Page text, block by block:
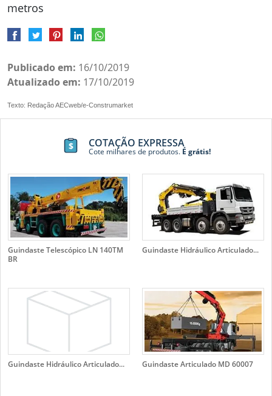
metros
Publicado em: 16/10/2019
Atualizado em: 17/10/2019
Texto: Redação AECweb/e-Construmarket
COTAÇÃO EXPRESSA
Cote milhares de produtos.É grátis!
Guindaste Telescópico LN 140TM
BR
Guindaste Hidráulico Articulado...
Guindaste Hidráulico Articulado... Guindaste Articulado MD 60007